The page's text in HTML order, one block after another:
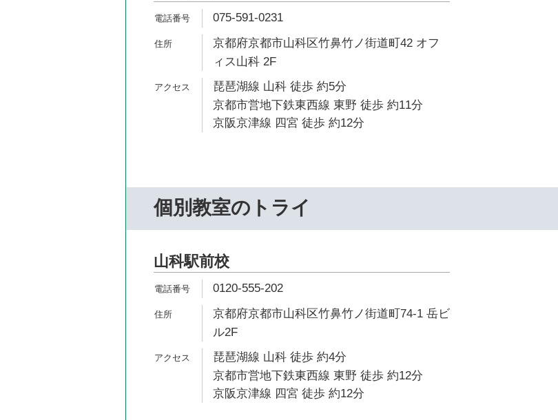
075-591-0231
京都府京都市山科区竹鼻竹ノ街道町42 オフ
ィス山科 2F
琵琶湖線 山科 徒歩 約5分
京都市営地下鉄東西線 東野 徒歩 約11分
京阪京津線 四宮 徒歩 約12分
個別教室のトライ
山科駅前校
0120-555-202
京都府京都市山科区竹鼻竹ノ街道町74-1 岳ビ
ル2F
琵琶湖線 山科 徒歩 約4分
京都市営地下鉄東西線 東野 徒歩 約12分
京阪京津線 四宮 徒歩 約12分